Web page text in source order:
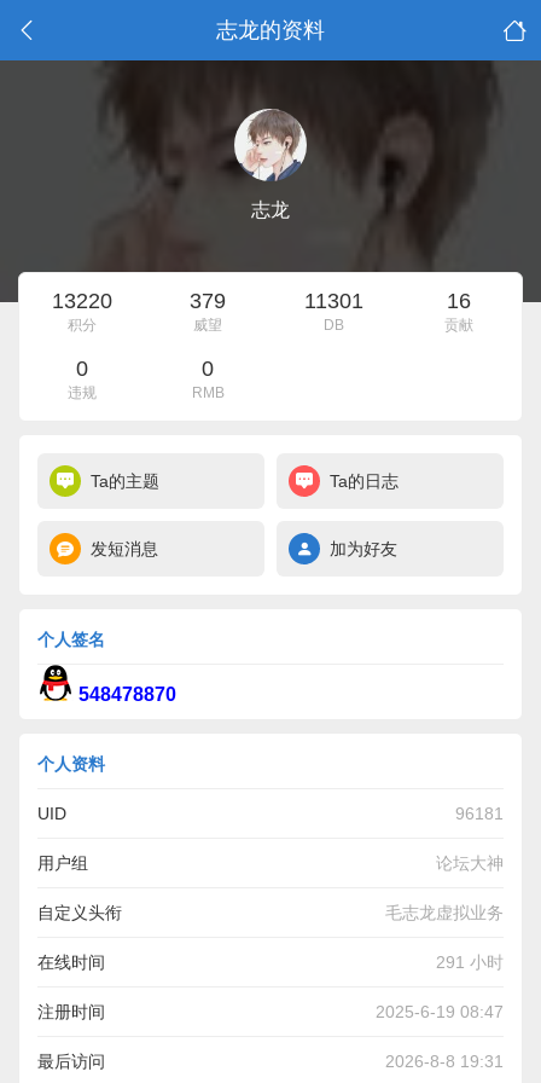
志龙的资料
志龙
13220
积分
379
威望
11301
DB
16
贡献
0
违规
0
RMB
Ta的主题 Ta的日志
发短消息 加为好友
个人签名
548478870
个人资料
UID 96181
用户组 论坛大神
自定义头衔 毛志龙虚拟业务
在线时间 291 小时
注册时间 2025-6-19 08:47
最后访问 2026-8-8 19:31